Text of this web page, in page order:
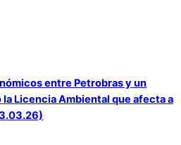
entre Petrobras y un
Licencia Ambiental que afecta a